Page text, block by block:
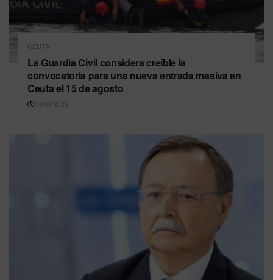
CEUTA
La Guardia Civil considera creíble la
convocatoria para una nueva entrada masiva en
Ceuta el 15 de agosto
06/08/2026